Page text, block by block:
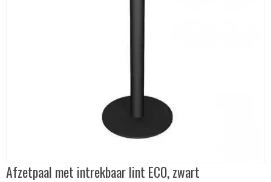
Afzetpaal met intrekbaar lint ECO, zwart